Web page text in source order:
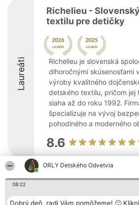
ORLY Detského Odvetvia
08:22
Dobrý deň, radi Vám pomôžeme! 🙂
Laureáti
Richelieu -
textilu pre detičky
Richelieu je slovenská
dlhoročnými skúsenosťami
výroby kvalitného
detského textilu, pričom jej
siaha až do roku 1992.
špecializuje na vývoj
pohodlného a moderného
8.6
Organizátor hodnotenia
Bright Side Solutions sp. z o.
ul. Ruska 22
Hodnotenie
wszystkich